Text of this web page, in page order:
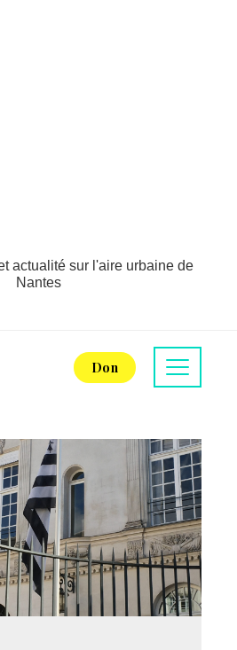
actualité sur l'aire urbaine de
Nantes
Don